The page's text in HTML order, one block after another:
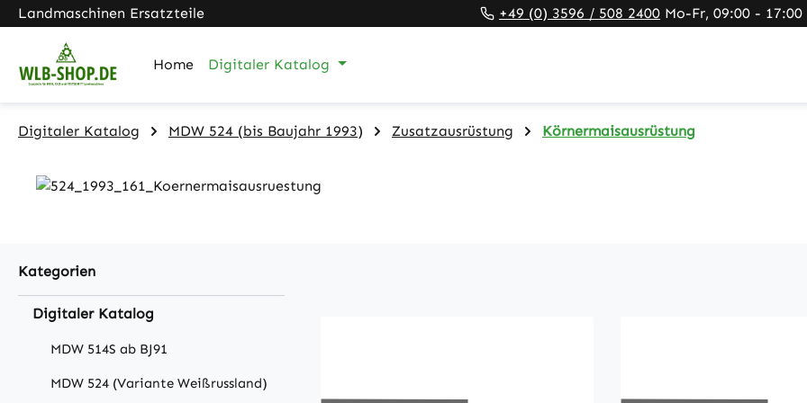
Hauptinhalt springen
Zur Suche springen
Zur Hauptnavigation springen
Landmaschinen Ersatzteile +49 (0) 3596 / 508 2400 Mo-Fr, 09:00 - 17:00
Home Digitaler Katalog
Digitaler Katalog MDW 524 (bis Baujahr 1993) Zusatzausrüstung Körnermaisausrüstung
Kategorien
Digitaler Katalog
MDW 514S ab BJ91
MDW 524 (Variante Weißrussland)